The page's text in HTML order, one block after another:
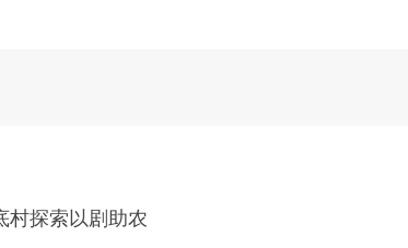
村探索以剧助农